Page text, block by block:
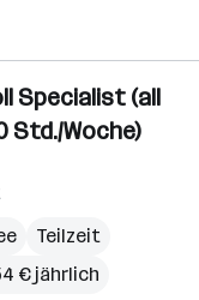
Specialist (all
Std./Woche)
Teilzeit
€ jährlich